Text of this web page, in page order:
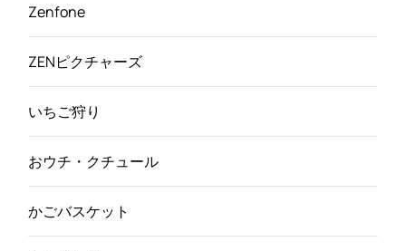
Zenfone
ZENピクチャーズ
いちご狩り
おウチ・クチュール
かごバスケット